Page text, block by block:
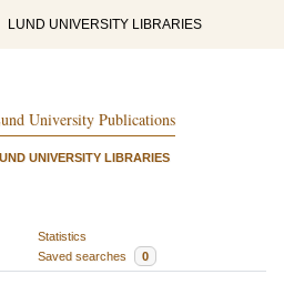
LUND UNIVERSITY LIBRARIES
University Publications
UNIVERSITY LIBRARIES
Statistics
Saved searches 0